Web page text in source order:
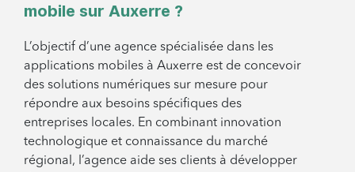
agence à Auxerre?
Travailler avec une agence à Auxerre présente
plusieurs avantages, notamment l’accès à des
experts locaux qui comprennent les spécificités
du marché régional. Ces professionnels sont non
seulement en mesure de créer des stratégies
adaptées aux besoins des entreprises locales,
mais ils offrent également des solutions